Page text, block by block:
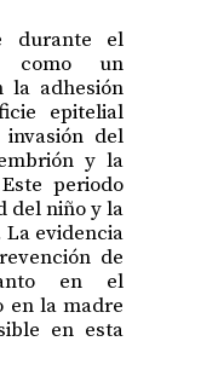
durante el
como un
la adhesión
epitelial
del
y la
periodo
del niño y la
evidencia
de
en el
en la madre
en esta